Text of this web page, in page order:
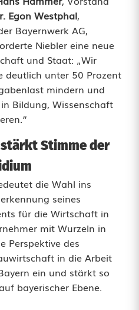
Egon Westphal,
Bayernwerk AG,
Niebler eine neue
und Staat: „Wir
deutlich unter 50 Prozent
mindern und
Bildung, Wissenschaft
Stimme der
die Wahl ins
seines
für die Wirtschaft in
mit Wurzeln in
Perspektive des
in die Arbeit
ein und stärkt so
bayerischer Ebene.